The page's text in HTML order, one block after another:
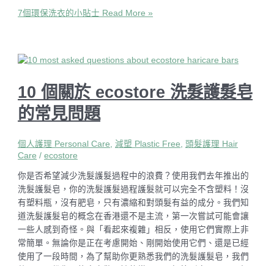
7個環保洗衣的小貼士 Read More »
10 個關於 ecostore 洗髮護髮皂
的常見問題
個人護理 Personal Care ,減塑 Plastic Free ,頭髮護理 Hair
Care /ecostore
你是否希望減少洗髮護髮過程中的浪費？使用我們去年推出的
洗髮護髮皂，你的洗髮護髮過程護髮就可以完全不含塑料！沒
有塑料瓶，沒有肥皂，只有濃縮和對頭髮有益的成分。我們知
道洗髮護髮皂的概念在香港還不是主流，第一次嘗試可能會讓
一些人感到奇怪。與「看起來複雜」相反，使用它們實際上非
常簡單。無論你是正在考慮開始、剛開始使用它們、還是已經
使用了一段時間，為了幫助你更熟悉我們的洗髮護髮皂，我們